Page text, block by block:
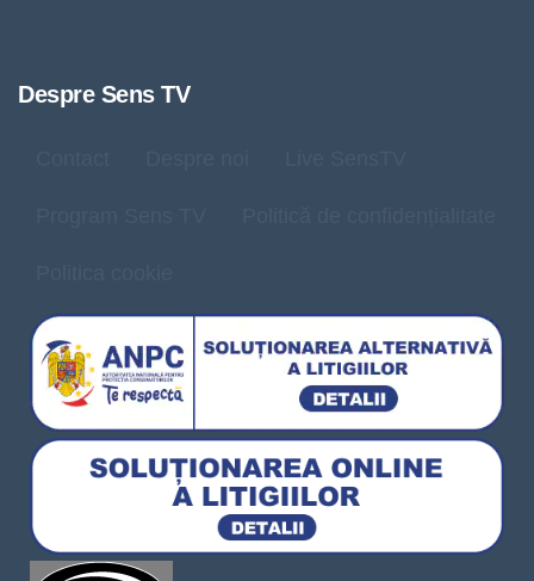
Despre Sens TV